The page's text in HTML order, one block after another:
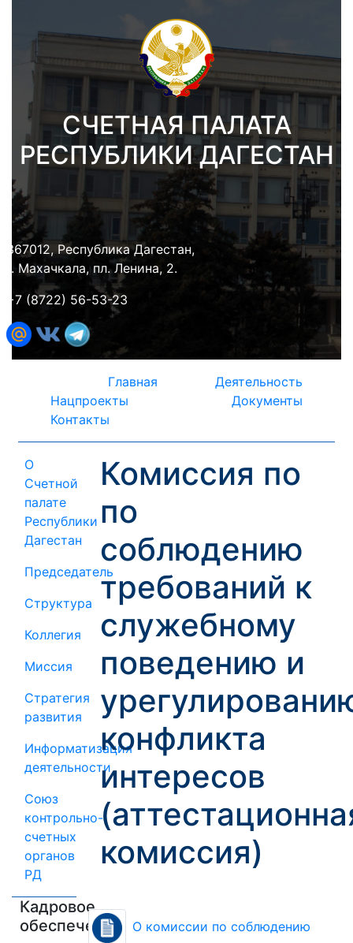
СЧЕТНАЯ ПАЛАТА
РЕСПУБЛИКИ ДАГЕСТАН
367012, Республика Дагестан,
г. Махачкала, пл. Ленина, 2.
+7 (8722) 56-53-23
Главная
Деятельность
Нацпроекты
Документы
Контакты
О
Счетной
палате
Республики
Дагестан
Председатель
Структура
Коллегия
Миссия
Стратегия
развития
Информатизация
деятельности
Союз
контрольно-
счетных
органов
РД
Кадровое
обеспечение
Комиссия по
по
соблюдению
требований к
служебному
поведению и
конфликта
интересов
комиссия)
О комиссии по соблюдению